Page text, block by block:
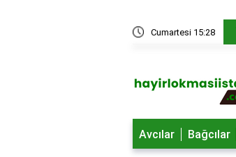
Cumartesi 15:28
Avcılar Bağcılar